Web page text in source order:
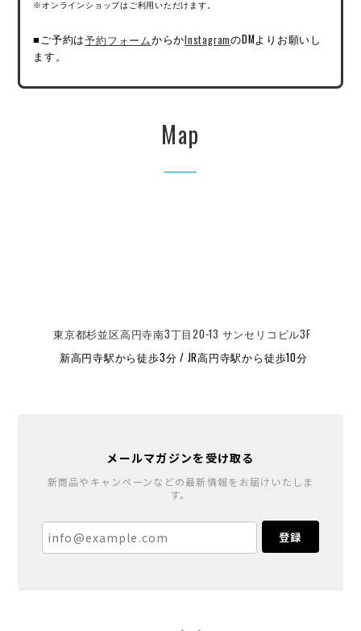
※オンラインショップはご利用いただけます。
■ご予約は予約フォームからかInstagramのDMよりお願いし
ます。
Map
東京都杉並区高円寺南3丁目20-13 サンセリコビル3F
新高円寺駅から徒歩3分 / JR高円寺駅から徒歩10分
メールマガジンを受け取る
新商品やキャンペーンなどの最新情報をお届けいたしま
す。
登録